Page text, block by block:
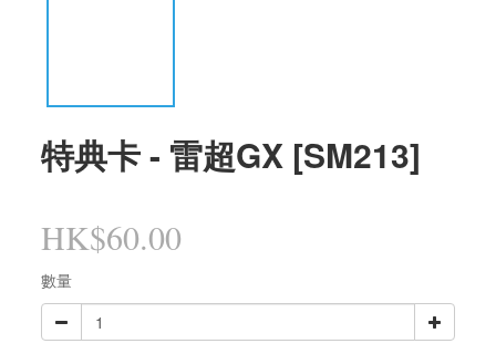
特典卡 - 雷超GX [SM213]
HK$60.00
數量